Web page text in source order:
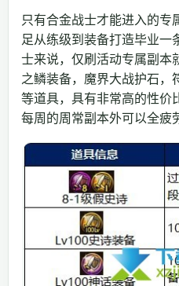
只有合金战士才能进入的专
足从练级到装备打造毕业一
士来说，仅刷活动专属副本
之鳞装备，魔界大战护石，
等道具，具有非常高的性价
每周的周常副本外可以全疲